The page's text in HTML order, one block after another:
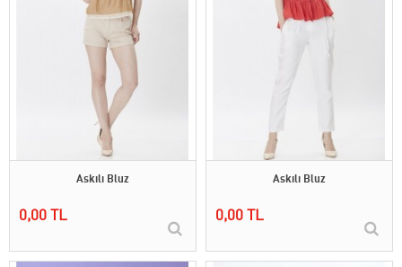
Askılı Bluz
0,00 TL
Askılı Bluz
0,00 TL